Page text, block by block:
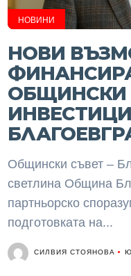
НОВИНИ
НОВИ
ОБЩИНСКИ
Общински съвет –
светлина Община
партньорско
подготовката на...
СИЛВИЯ СТОЯНОВА